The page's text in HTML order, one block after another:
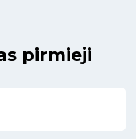
pirmieji